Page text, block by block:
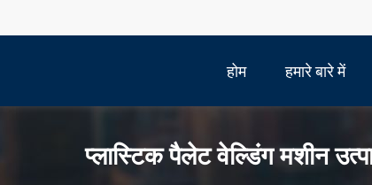
होम हमारे बारे में
प्लास्टिक पैलेट वेल्डिंग मशीन